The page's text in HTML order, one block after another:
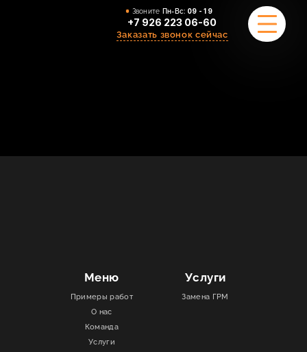
Звоните Пн-Вс: 09 - 19
+7 926 223 06-60
Заказать звонок сейчас
КОНТАКТЫМеню
Примеры работ
О нас
Команда
Услуги
Услуги
Замена ГРМ